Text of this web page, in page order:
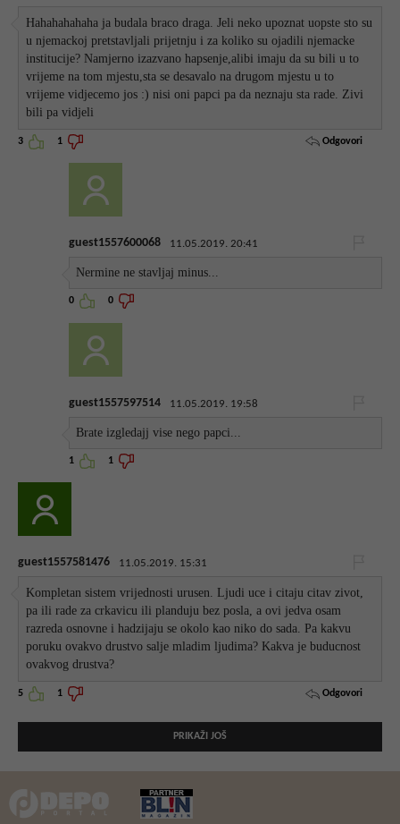
Hahahahahaha ja budala braco draga. Jeli neko upoznat uopste sto su
u njemackoj pretstavljali prijetnju i za koliko su ojadili njemacke
institucije? Namjerno izazvano hapsenje,alibi imaju da su bili u to
vrijeme na tom mjestu,sta se desavalo na drugom mjestu u to
vrijeme vidjecemo jos :) nisi oni papci pa da neznaju sta rade. Zivi
bili pa vidjeli
3 1 Odgovori
guest1557600068 11.05.2019. 20:41
Nermine ne stavljaj minus...
0 0
guest1557597514 11.05.2019. 19:58
Brate izgledajj vise nego papci...
1 1
guest1557581476 11.05.2019. 15:31
Kompletan sistem vrijednosti urusen. Ljudi uce i citaju citav zivot,
pa ili rade za crkavicu ili planduju bez posla, a ovi jedva osam
razreda osnovne i hadzijaju se okolo kao niko do sada. Pa kakvu
poruku ovakvo drustvo salje mladim ljudima? Kakva je buducnost
ovakvog drustva?
5 1 Odgovori
PRIKAŽI JOŠ